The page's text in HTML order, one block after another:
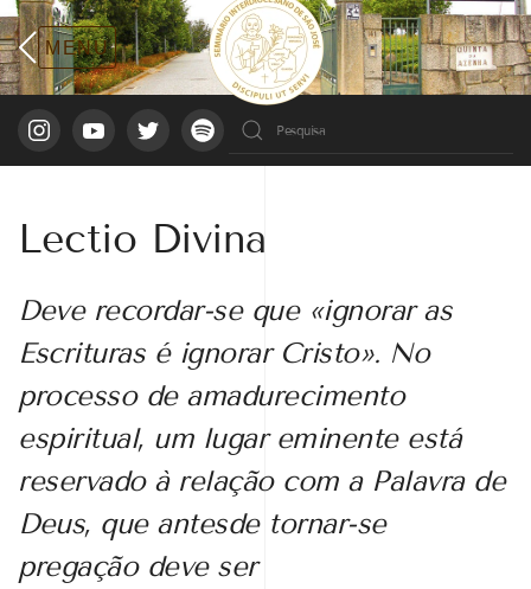
Lectio Divina
Deve recordar-se que «ignorar as
Escrituras é ignorar Cristo». No
processo de amadurecimento
espiritual, um lugar eminente está
reservado à relação com a Palavra de
Deus, que antesde tornar-se
pregação deve ser